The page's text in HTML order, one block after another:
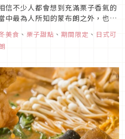
信不少人都會想到充滿栗子香氣的
中最為人所知的蒙布朗之外，也有
擠上滿滿的栗子鮮奶油，打造出吃
次文章特別選出五款擁有蒙布朗
美食 、 栗子甜點 、 期間限定 、 日式可